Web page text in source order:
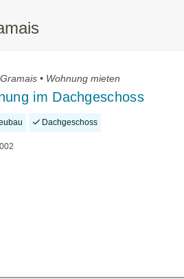
• Wohnung mieten
im Dachgeschoss
Dachgeschoss